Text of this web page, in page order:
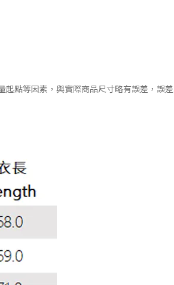
點等因素，與實際商品尺寸略有誤差，